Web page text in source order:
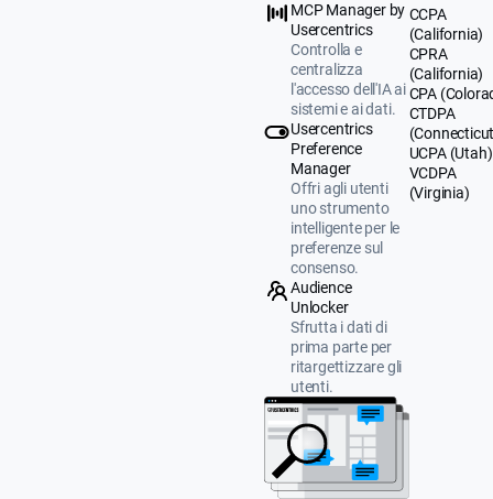
MCP Manager by
Usercentrics
Controlla e
centralizza
l'accesso dell'IA ai
sistemi e ai dati.
Usercentrics
Preference
Manager
Offri agli utenti
uno strumento
intelligente per le
preferenze sul
consenso.
Audience
Unlocker
Sfrutta i dati di
prima parte per
ritargettizzare gli
utenti.
CCPA
(California)
CPRA
(California)
CPA
CTDPA
UCPA (Utah)
VCDPA
(Virginia)